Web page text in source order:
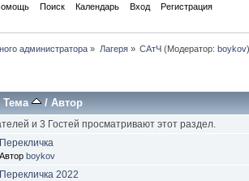
Поиск Календарь Вход Регистрация
администратора » Лагеря» САтЧ(Модератор: boykov)
Тема /Автор
и 3 Гостей просматривают этот раздел.
Перекличка
Автор boykov
Перекличка 2022